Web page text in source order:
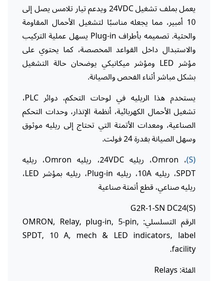
يعمل بملف تشغيل 24VDC ويدعم تيار تلامس يصل إلى
10 أمبير، مما يجعله مناسبًا لتشغيل الأحمال المقاومة
والحثية. تصميمه بأطراف Plug-in يسهل عملية التركيب
والاستبدال داخل القواعد المخصصة، كما يحتوي على
مؤشر LED ومؤشر ميكانيكي يوضحان حالة التشغيل
بشكل مباشر أثناء الفحص والصيانة.
يستخدم هذا الريليه في لوحات التحكم، دوائر PLC،
تشغيل الأحمال الكهربائية، أنظمة الإنذار، وحدات التحكم
الصناعية، ومعدات الأتمتة التي تحتاج إلى ريليه موثوق
وسهل الصيانة بقدرة 24 فولت.
(S)
، Omron، ريليه 24VDC، ريليه Omron، ريليه
SPDT، ريليه 10A، ريليه Plug-in، ريليه بمؤشر LED،
ريليه صناعي، قطع أتمتة صناعية
G2R-1-SN DC24(S)
الرقم التسلسلي: OMRON, Relay, plug-in, 5-pin,
SPDT, 10 A, mech & LED indicators, label
facility.
الفئة: Relays